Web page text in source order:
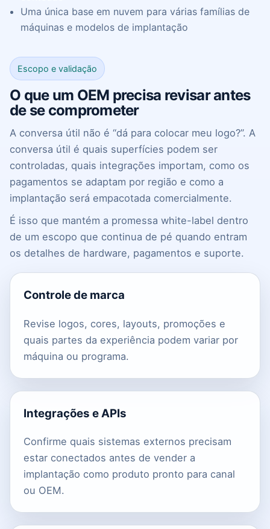
Uma única base em nuvem para várias famílias de
máquinas e modelos de implantação
Escopo e validação
O que um OEM precisa revisar antes
de se comprometer
A conversa útil não é “dá para colocar meu logo?”. A
conversa útil é quais superfícies podem ser
controladas, quais integrações importam, como os
pagamentos se adaptam por região e como a
implantação será empacotada comercialmente.
É isso que mantém a promessa white-label dentro
de um escopo que continua de pé quando entram
os detalhes de hardware, pagamentos e suporte.
Controle de marca
Revise logos, cores, layouts, promoções e
quais partes da experiência podem variar por
máquina ou programa.
Integrações e APIs
Confirme quais sistemas externos precisam
estar conectados antes de vender a
implantação como produto pronto para canal
ou OEM.